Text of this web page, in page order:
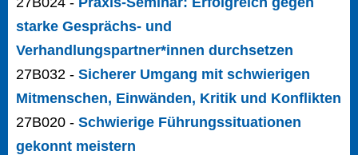
starke Gesprächs- und
Verhandlungspartner*innen durchsetzen
27B032 - Sicherer Umgang mit schwierigen
Mitmenschen, Einwänden, Kritik und Konflikten
27B020 - Schwierige Führungssituationen
gekonnt meistern